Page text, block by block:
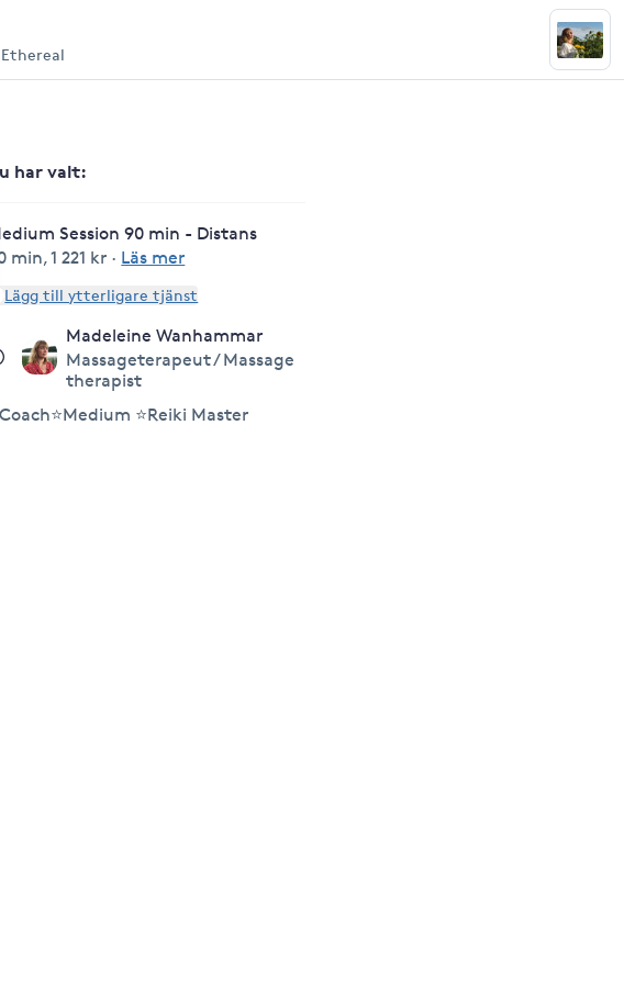
har valt:
Session 90 min - Distans
min,1 221 kr · Läs mer
Lägg till ytterligare tjänst
Madeleine Wanhammar
Massageterapeut / Massage
therapist
⭐Reiki Master